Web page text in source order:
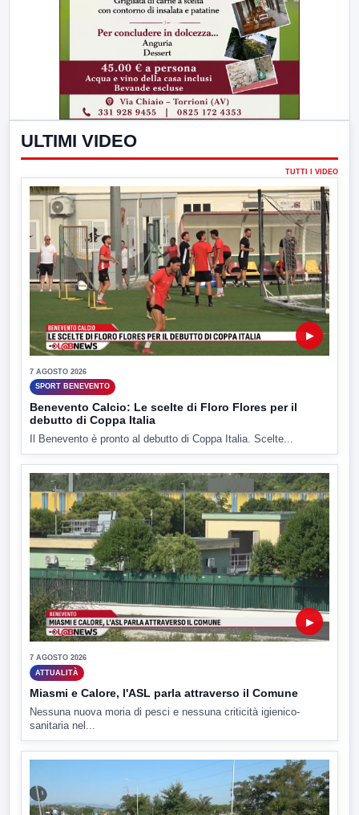
ULTIMI VIDEO
TUTTI I VIDEO
▶
7 AGOSTO 2026
SPORT BENEVENTO
Benevento Calcio: Le scelte di Floro Flores per il
debutto di Coppa Italia
Il Benevento è pronto al debutto di Coppa Italia. Scelte...
▶
7 AGOSTO 2026
ATTUALITÀ
Miasmi e Calore, l'ASL parla attraverso il Comune
Nessuna nuova moria di pesci e nessuna criticità igienico-
sanitaria nel...